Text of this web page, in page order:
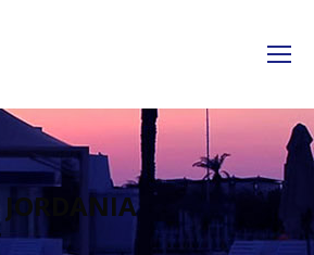
JORDANIA